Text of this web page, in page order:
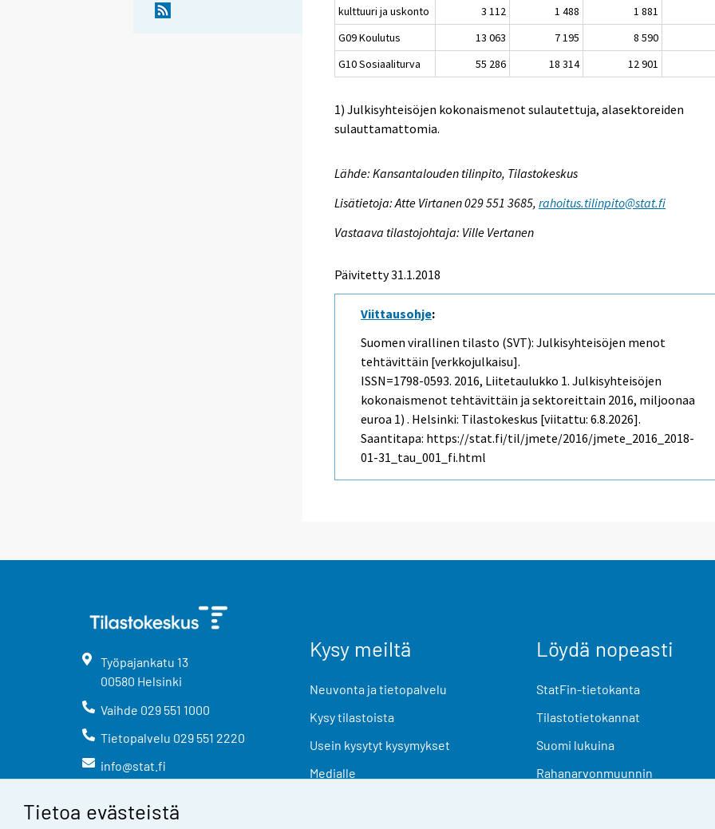
Tietoa evästeistä
kulttuuri ja uskonto
3 112 1 488 1 881
G09 Koulutus
13 063 7 195 8 590
G10 Sosiaaliturva
55 286 18 314 12 901
1) Julkisyhteisöjen kokonaismenot sulautettuja, alasektoreiden
sulauttamattomia.
Lähde: Kansantalouden tilinpito, Tilastokeskus
Lisätietoja: Atte Virtanen 029 551 3685,rahoitus.tilinpito@stat.fi
Vastaava tilastojohtaja: Ville Vertanen
Päivitetty 31.1.2018
Viittausohje:
Suomen virallinen tilasto (SVT): Julkisyhteisöjen menot
tehtävittäin [verkkojulkaisu].
ISSN=1798-0593. 2016, Liitetaulukko 1. Julkisyhteisöjen
kokonaismenot tehtävittäin ja sektoreittain 2016, miljoonaa
euroa 1) . Helsinki: Tilastokeskus [viitattu: 6.8.2026].
Saantitapa: https://stat.fi/til/jmete/2016/jmete_2016_2018-
01-31_tau_001_fi.html
Työpajankatu 13
00580 Helsinki
Vaihde 029 551 1000
Tietopalvelu 029 551 2220
info@stat.fi
Kysy meiltä
Neuvonta ja tietopalvelu
Kysy tilastoista
Usein kysytyt kysymykset
Medialle
Löydä nopeasti
StatFin-tietokanta
Tilastotietokannat
Suomi lukuina
Rahanarvonmuunnin